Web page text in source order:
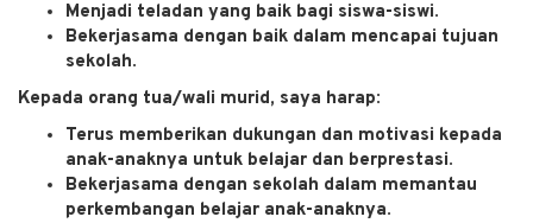
Menjadi teladan yang baik bagi siswa-siswi.
Bekerjasama dengan baik dalam mencapai tujuan
sekolah.
Kepada orang tua/wali murid, saya harap:
Terus memberikan dukungan dan motivasi kepada
anak-anaknya untuk belajar dan berprestasi.
Bekerjasama dengan sekolah dalam memantau
perkembangan belajar anak-anaknya.